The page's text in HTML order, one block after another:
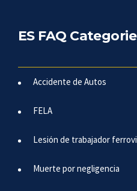
ES FAQ
Accidente de Autos
FELA
Lesión de trabajador
Muerte por negligencia